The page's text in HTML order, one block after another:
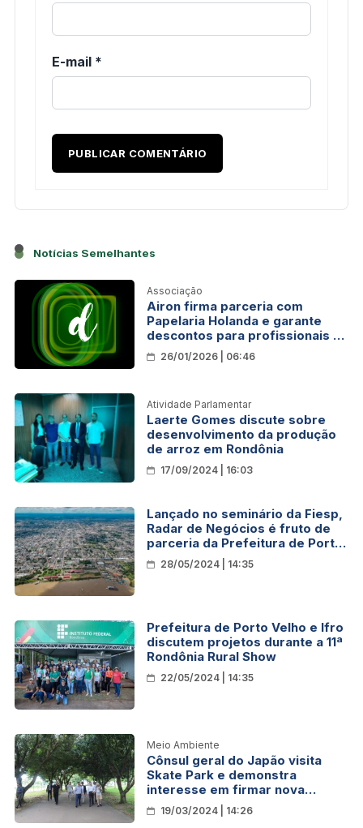
E-mail *
Notícias Semelhantes
Associação
Airon firma parceria com
Papelaria Holanda e garante
descontos para profissionais da
imprensa em Rondônia
26/01/2026 | 06:46
Atividade Parlamentar
Laerte Gomes discute sobre
desenvolvimento da produção
de arroz em Rondônia
17/09/2024 | 16:03
Lançado no seminário da Fiesp,
Radar de Negócios é fruto de
parceria da Prefeitura de Porto
Velho com o Ifro
28/05/2024 | 14:35
Prefeitura de Porto Velho e Ifro
discutem projetos durante a 11ª
Rondônia Rural Show
22/05/2024 | 14:35
Meio Ambiente
Cônsul geral do Japão visita
Skate Park e demonstra
interesse em firmar nova
parceria com a Prefeitura de
Porto Velho
19/03/2024 | 14:26